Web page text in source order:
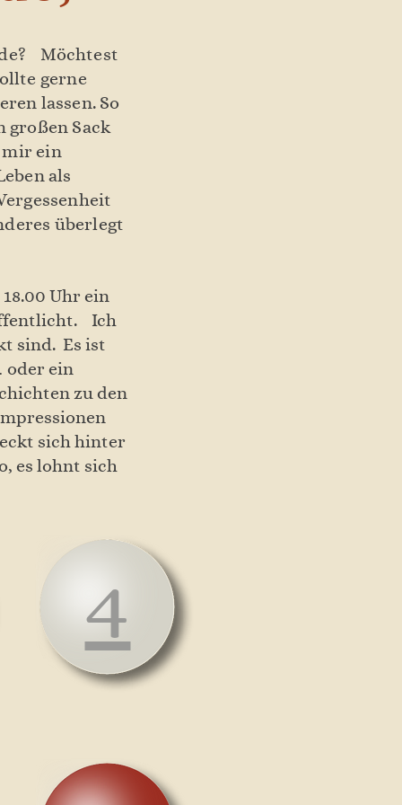
Möchtest
gerne
lassen. So
großen Sack
mir ein
als
überlegt
Uhr ein
Ich
sind. Es ist
ein
zu den
sich hinter
es lohnt sich
4